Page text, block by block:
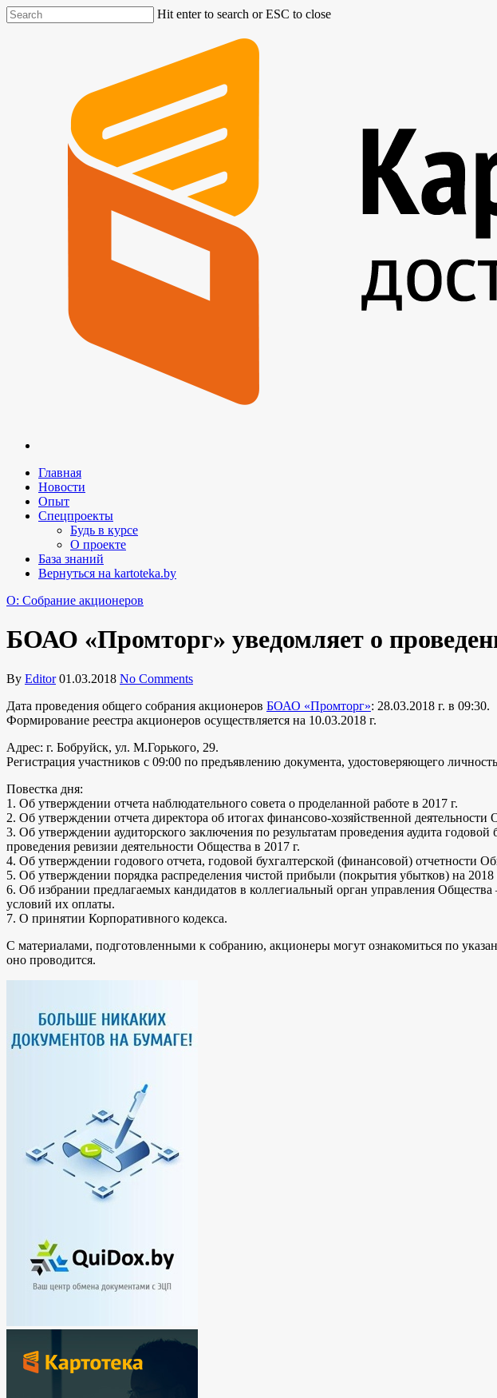
Hit enter to search or ESC to close
Главная
Новости
Опыт
Спецпроекты
Будь в курсе
О проекте
База знаний
Вернуться на kartoteka.by
O: Собрание акционеров
БОАО «Промторг» уведомляет о
By Editor 01.03.2018 No Comments
Дата проведения общего собрания акционеров БОАО «Промторг»: 28.03.2018 г. в 09:30.
Формирование реестра акционеров осуществляется на 10.03.2018 г.
Адрес: г. Бобруйск, ул. М.Горького, 29.
Регистрация участников с 09:00 по предъявлению документа, удостоверяющего
Повестка дня:
1. Об утверждении отчета наблюдательного совета о проделанной работе в 2017 г.
2. Об утверждении отчета директора об итогах финансово-хозяйственной
3. Об утверждении аудиторского заключения по результатам проведения аудита
проведения ревизии деятельности Общества в 2017 г.
4. Об утверждении годового отчета, годовой бухгалтерской (финансовой) отчетности
5. Об утверждении порядка распределения чистой прибыли (покрытия убытков) на
6. Об избрании предлагаемых кандидатов в коллегиальный орган управления
условий их оплаты.
7. О принятии Корпоративного кодекса.
С материалами, подготовленными к собранию, акционеры могут ознакомиться по
оно проводится.